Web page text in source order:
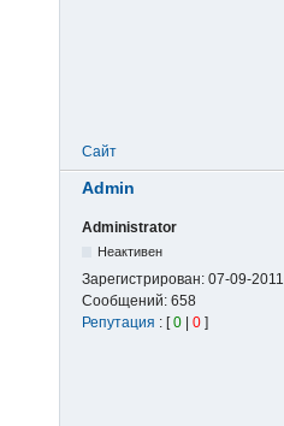
Сайт
Admin
Administrator
Неактивен
Зарегистрирован: 07-09-2011
Сообщений: 658
Репутация : [0 0 ]